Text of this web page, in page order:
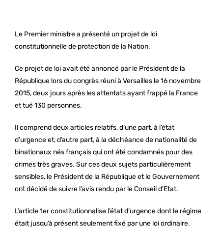
Le Premier ministre a présenté un projet de loi
constitutionnelle de protection de la Nation.
Ce projet de loi avait été annoncé par le Président de la
République lors du congrès réuni à Versailles le 16 novembre
2015, deux jours après les attentats ayant frappé la France
et tué 130 personnes.
Il comprend deux articles relatifs, d’une part, à l’état
d’urgence et, d’autre part, à la déchéance de nationalité de
binationaux nés français qui ont été condamnés pour des
crimes très graves. Sur ces deux sujets particulièrement
sensibles, le Président de la République et le Gouvernement
ont décidé de suivre l’avis rendu par le Conseil d’Etat.
L’article 1er constitutionnalise l’état d’urgence dont le régime
était jusqu’à présent seulement fixé par une loi ordinaire.